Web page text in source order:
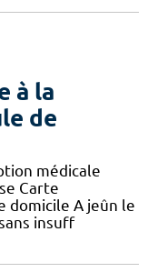
à la
de
médicale
Carte
domicile A jeûn le
insuff